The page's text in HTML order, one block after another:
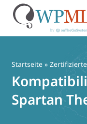
springen
Startseite »
Spartan